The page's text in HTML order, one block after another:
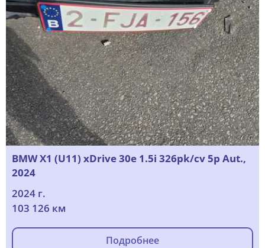
BMW X1 (U11) xDrive 30e 1.5i 326pk/cv 5p Aut.,
2024
2024 г.
103 126 км
Подробнее